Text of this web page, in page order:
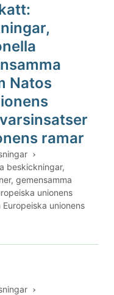
Natos
ramar
beskickningar,
gemensamma
unionens
unionens